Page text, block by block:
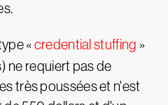
« credential stuffing »
ne requiert pas de
très poussées et n'est